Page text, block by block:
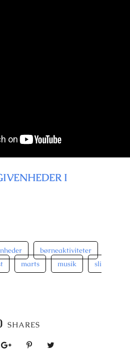
I
børneaktiviteter
marts musik
sli
SHARES